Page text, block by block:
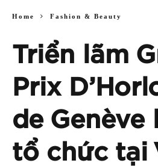
Home Fashion & Beauty
Triển lãm
Prix
de Genève
tổ chức tại